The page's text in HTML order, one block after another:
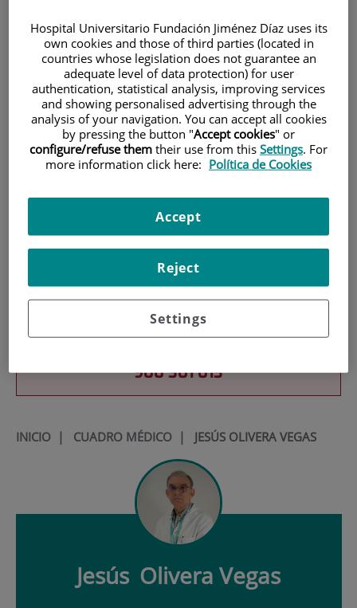
Investigación
900 301 013
INICIO| CUADRO MÉDICO| JESÚS OLIVERA VEGAS
Jesús Olivera Vegas
Hospital Universitario Fundación Jiménez Díaz uses its
own cookies and those of third parties (located in
countries whose legislation does not guarantee an
adequate level of data protection) for user
authentication, statistical analysis, improving services
and showing personalised advertising through the
analysis of your navigation. You can accept all cookies
by pressing the button "Accept cookies" or
configure/refuse them their use from this Settings. For
more information click here: Política de Cookies
Settings
Reject
Accept